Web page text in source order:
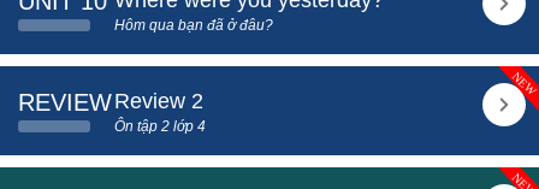
Hôm qua bạn đã ở đâu?
REVIEWReview 2
Ôn tập 2 lớp 4